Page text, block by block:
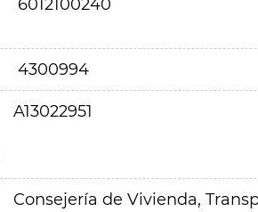
6012100240
4300994
A13022951
Consejería de Vivienda,